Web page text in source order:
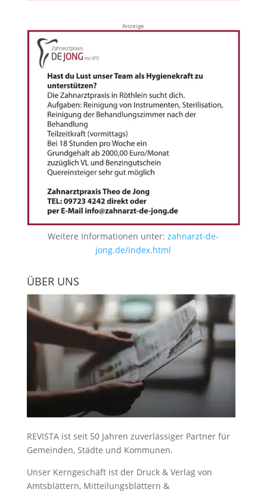
Anzeige
Weitere Informationen unter:zahnarzt-de-
jong.de/index.html
ÜBER UNS
REVISTA ist seit 50 Jahren zuverlässiger Partner für
Gemeinden, Städte und Kommunen.
Unser Kerngeschäft ist der Druck & Verlag von
Amtsblättern, Mitteilungsblättern &